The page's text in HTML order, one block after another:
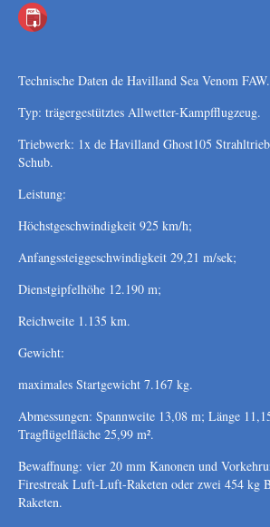
Technische Daten de Havilland Sea Venom
Typ: trägergestütztes Allwetter-Kampfflugzeug.
Triebwerk: 1x de Havilland Ghost105
Schub.
Leistung:
Höchstgeschwindigkeit 925 km/h;
Anfangssteiggeschwindigkeit 29,21 m/sek;
Dienstgipfelhöhe 12.190 m;
Reichweite 1.135 km.
Gewicht:
maximales Startgewicht 7.167 kg.
Abmessungen: Spannweite 13,08 m; Länge
Tragflügelfläche 25,99 m².
Bewaffnung: vier 20 mm Kanonen und
Firestreak Luft-Luft-Raketen oder zwei 454 kg
Raketen.